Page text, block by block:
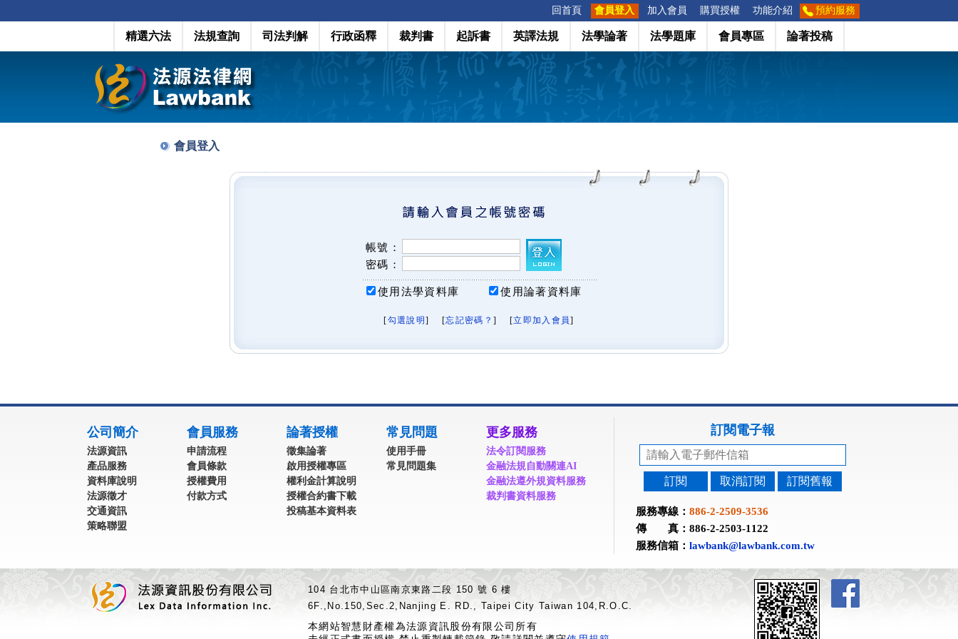
回首頁 會員登入 加入會員 購買授權 功能介紹 預約服務
精選六法 法規查詢 司法判解 行政函釋 裁判書 起訴書 英譯法規 法學論著 法學題庫 會員專區 論著投稿
會員登入
帳號：
密碼：
使用法學資料庫 使用論著資料庫
[勾選說明 ] [忘記密碼？ ] [立即加入會員]
公司簡介
法源資訊
產品服務
資料庫說明
法源徵才
交通資訊
策略聯盟
會員服務
申請流程
會員條款
授權費用
付款方式
論著授權
徵集論著
啟用授權專區
權利金計算說明
授權合約書下載
投稿基本資料表
常見問題
使用手冊
常見問題集
更多服務
法令訂閱服務
金融法規自動關連AI
金融法遵外規資料服務
裁判書資料服務
訂閱電子報
訂閱 取消訂閱 訂閱舊報
服務專線： 886-2-2509-3536
傳 真：886-2-2503-1122
服務信箱： lawbank@lawbank.com.tw
104 台北市中山區南京東路二段 150 號 6 樓
6F.,No.150,Sec.2,Nanjing E. RD., Taipei City Taiwan 104,R.O.C.
本網站智慧財產權為法源資訊股份有限公司所有